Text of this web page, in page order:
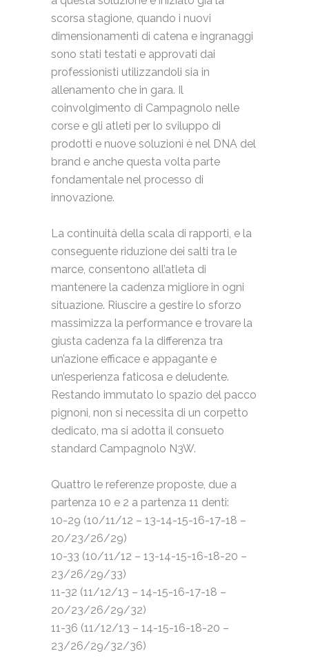
scorsa stagione, quando i nuovi
dimensionamenti di catena e ingranaggi
sono stati testati e approvati dai
professionisti utilizzandoli sia in
allenamento che in gara. Il
coinvolgimento di Campagnolo nelle
corse e gli atleti per lo sviluppo di
prodotti e nuove soluzioni è nel DNA del
brand e anche questa volta parte
fondamentale nel processo di
innovazione.
La continuità della scala di rapporti, e la
conseguente riduzione dei salti tra le
marce, consentono all’atleta di
mantenere la cadenza migliore in ogni
situazione. Riuscire a gestire lo sforzo
massimizza la performance e trovare la
giusta cadenza fa la differenza tra
un’azione efficace e appagante e
un’esperienza faticosa e deludente.
Restando immutato lo spazio del pacco
pignoni, non si necessita di un corpetto
dedicato, ma si adotta il consueto
standard Campagnolo N3W.
Quattro le referenze proposte, due a
partenza 10 e 2 a partenza 11 denti:
10-29 (10/11/12 – 13-14-15-16-17-18 –
20/23/26/29)
10-33 (10/11/12 – 13-14-15-16-18-20 –
23/26/29/33)
11-32 (11/12/13 – 14-15-16-17-18 –
20/23/26/29/32)
11-36 (11/12/13 – 14-15-16-18-20 –
23/26/29/32/36)